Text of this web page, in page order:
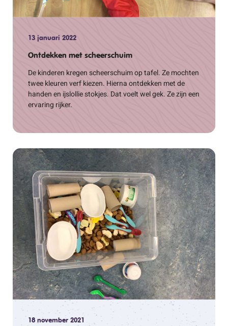
13 januari 2022
Ontdekken met scheerschuim
De kinderen kregen scheerschuim op tafel. Ze mochten
twee kleuren verf kiezen. Hierna ontdekken met de
handen en ijslollie stokjes. Dat voelt wel gek. Ze zijn een
ervaring rijker.
18 november 2021